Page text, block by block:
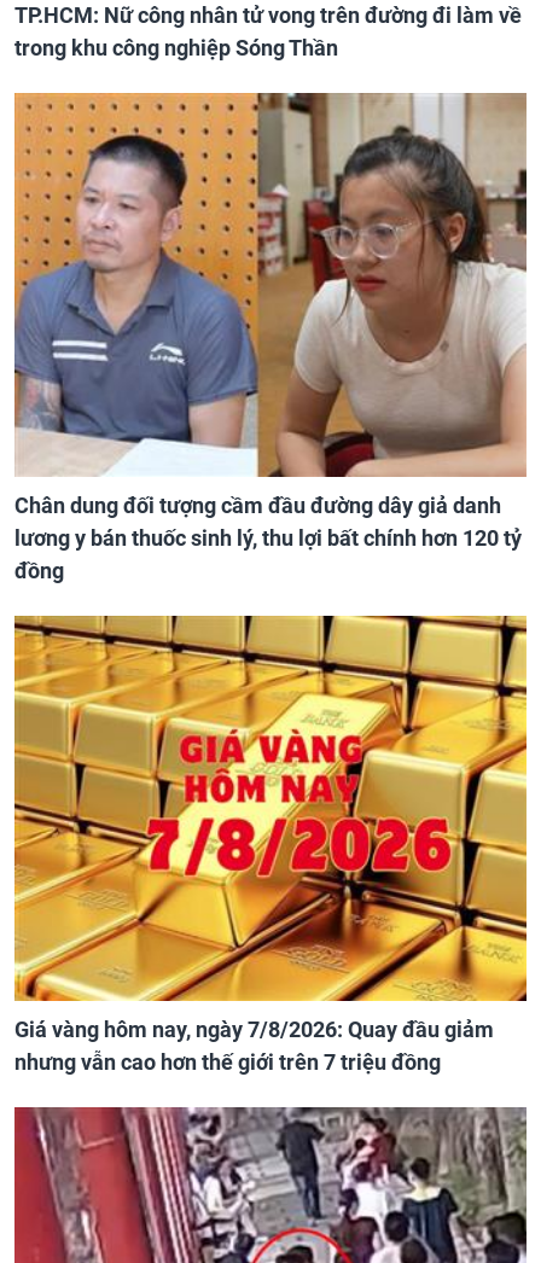
TP.HCM: Nữ công nhân tử vong trên đường đi làm về
trong khu công nghiệp Sóng Thần
Chân dung đối tượng cầm đầu đường dây giả danh
lương y bán thuốc sinh lý, thu lợi bất chính hơn 120 tỷ
đồng
Giá vàng hôm nay, ngày 7/8/2026: Quay đầu giảm
nhưng vẫn cao hơn thế giới trên 7 triệu đồng